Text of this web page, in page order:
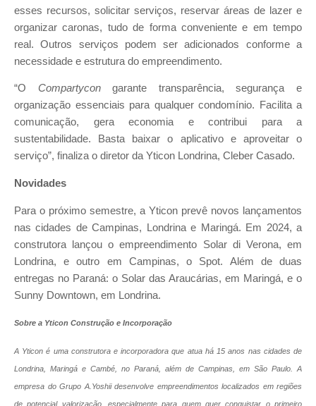
esses recursos, solicitar serviços, reservar áreas de lazer e
organizar caronas, tudo de forma conveniente e em tempo
real. Outros serviços podem ser adicionados conforme a
necessidade e estrutura do empreendimento.
“O Compartycongarante transparência, segurança e
organização essenciais para qualquer condomínio. Facilita a
comunicação, gera economia e contribui para a
sustentabilidade. Basta baixar o aplicativo e aproveitar o
serviço”, finaliza o diretor da Yticon Londrina, Cleber Casado.
Novidades
Para o próximo semestre, a Yticon prevê novos lançamentos
nas cidades de Campinas, Londrina e Maringá. Em 2024, a
construtora lançou o empreendimento Solar di Verona, em
Londrina, e outro em Campinas, o Spot. Além de duas
entregas no Paraná: o Solar das Araucárias, em Maringá, e o
Sunny Downtown, em Londrina.
Sobre a Yticon Construção e Incorporação
A Yticon é uma construtora e incorporadora que atua há 15 anos nas cidades de
Londrina, Maringá e Cambé, no Paraná, além de Campinas, em São Paulo. A
empresa do Grupo A.Yoshii desenvolve empreendimentos localizados em regiões
de potencial valorização, especialmente para quem quer conquistar o primeiro